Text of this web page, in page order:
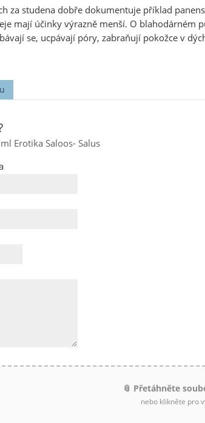
za studena dobře dokumentuje příklad
mají účinky výrazně menší. O
se, ucpávají póry, zabraňují pokožce v
Erotika Saloos- Salus
📎 Přetáhněte
nebo klikněte pro